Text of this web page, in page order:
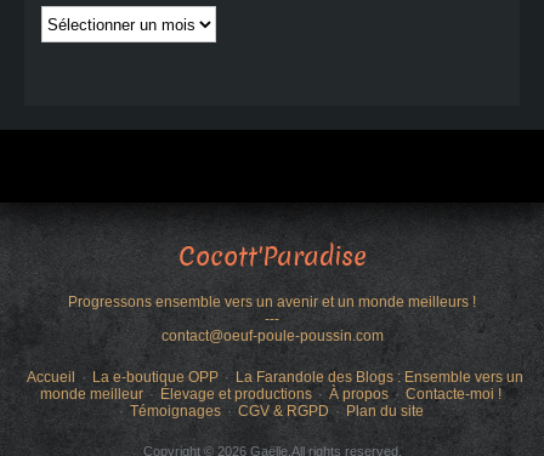
Publications
par
Cocott'Paradise
Progressons ensemble vers un avenir et un monde meilleurs !
---
contact@oeuf-poule-poussin.com
Accueil La e-boutique OPP
La Farandole des Blogs : Ensemble vers un
monde meilleur
Élevage et productions À propos
Contacte-moi !
Témoignages
CGV & RGPD Plan du site
Copyright © 2026 Gaëlle.All rights reserved.